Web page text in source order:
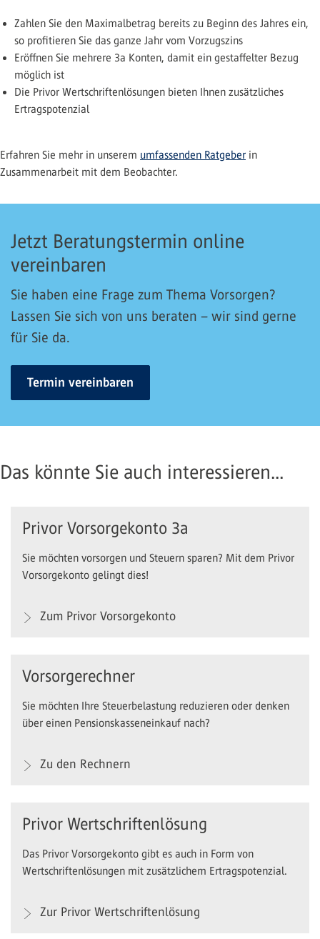
Zahlen Sie den Maximalbetrag bereits zu Beginn des Jahres ein,
so profitieren Sie das ganze Jahr vom Vorzugszins
Eröffnen Sie mehrere 3a Konten, damit ein gestaffelter Bezug
möglich ist
Die Privor Wertschriftenlösungen bieten Ihnen zusätzliches
Ertragspotenzial
Erfahren Sie mehr in unserem umfassenden Ratgeber in
Zusammenarbeit mit dem Beobachter.
Jetzt Beratungstermin online
vereinbaren
Sie haben eine Frage zum Thema Vorsorgen?
Lassen Sie sich von uns beraten – wir sind gerne
für Sie da.
Termin vereinbaren
Das könnte Sie auch interessieren...
Privor Vorsorgekonto 3a
Sie möchten vorsorgen und Steuern sparen? Mit dem Privor
Vorsorgekonto gelingt dies!
Zum Privor Vorsorgekonto
Vorsorgerechner
Sie möchten Ihre Steuerbelastung reduzieren oder denken
über einen Pensionskasseneinkauf nach?
Zu den Rechnern
Privor Wertschriftenlösung
Das Privor Vorsorgekonto gibt es auch in Form von
Wertschriftenlösungen mit zusätzlichem Ertragspotenzial.
Zur Privor Wertschriftenlösung